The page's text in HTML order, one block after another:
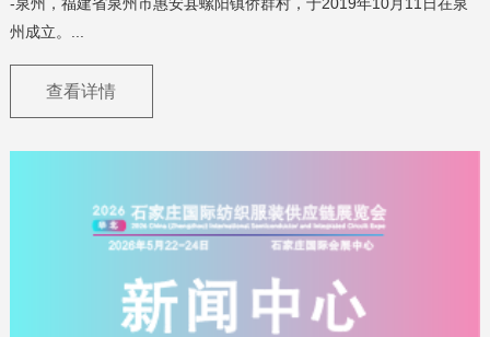
州成立。...
查看详情